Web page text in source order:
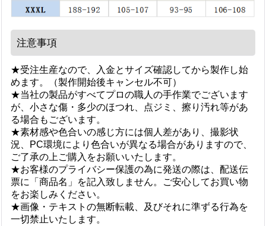
注意事項
★受注生産なので、入金とサイズ確認してから製作し始
めます。（製作開始後キャンセル不可）
★当社の製品がすべてプロの職人の手作業でございます
が、小さな傷・多少のほつれ、点ジミ、擦り汚れ等があ
る場合もございます。
★素材感や色合いの感じ方には個人差があり、撮影状
況、PC環境により色合いが異なる場合がありますので、
ご了承の上ご購入をお願いいたします。
★お客様のプライバシー保護の為に発送の際は、配送伝
票に「商品名」を記入致しません。ご安心してお買い物
をお楽しみください。
★画像・テキストの無断転載、及びそれに準ずる行為を
一切禁止いたします。